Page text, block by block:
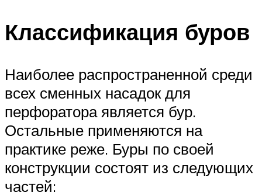
Классификация буров
Наиболее распространенной среди
всех сменных насадок для
перфоратора является бур.
Остальные применяются на
практике реже. Буры по своей
конструкции состоят из следующих
частей: